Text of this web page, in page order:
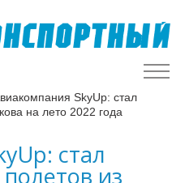
SkyUp: стал
на лето 2022 года
стал
из